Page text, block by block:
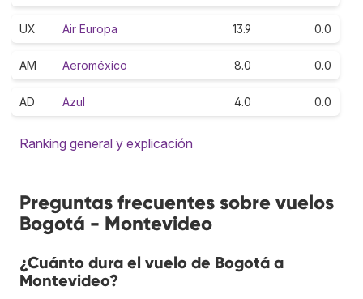
UX Air Europa 13.9 0.0
AM Aeroméxico 8.0 0.0
AD Azul 4.0 0.0
Ranking general y explicación
Preguntas frecuentes sobre vuelos
Bogotá - Montevideo
¿Cuánto dura el vuelo de Bogotá a
Montevideo?